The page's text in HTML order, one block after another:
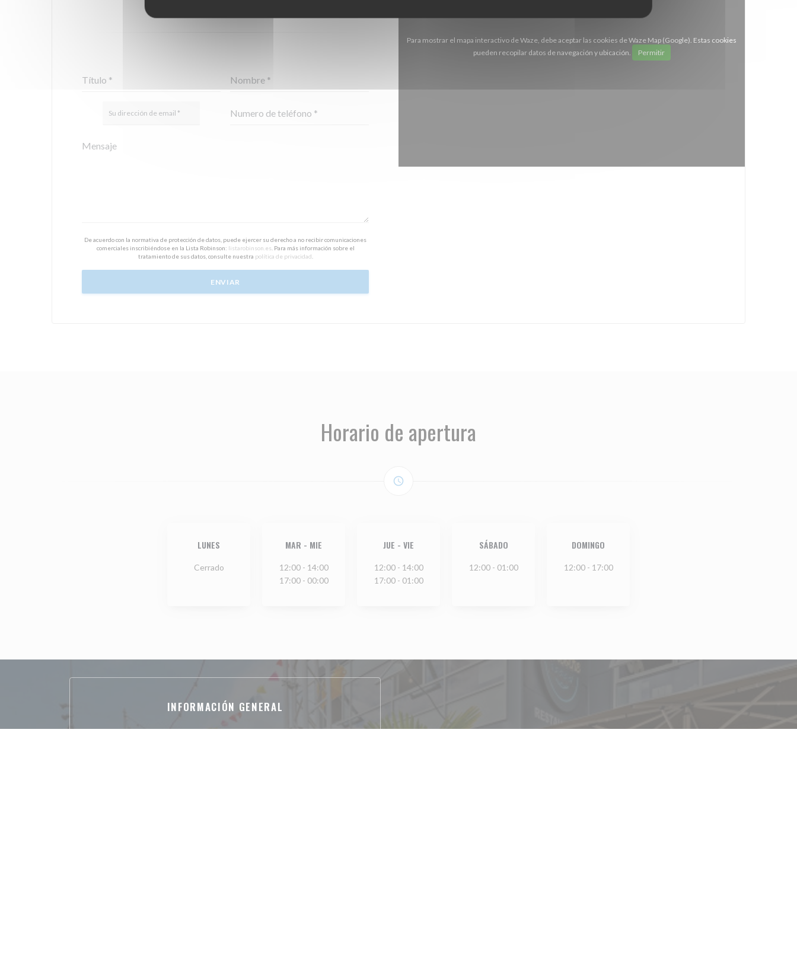
De acuerdo con la normativa de protección de datos, puede ejercer su derecho a no recibir comunicaciones
comerciales inscribiéndose en la Lista Robinson: listarobinson.es . Para más información sobre el
tratamiento de sus datos, consulte nuestra política de privacidad
Para mostrar el mapa interactivo de Waze, debe aceptar las cookies de Waze Map (Google). Estas cookies
pueden recopilar datos de navegación y ubicación.
Permitir
Horario de apertura
access_time
LUNES
Cerrado
MAR - MIE
12:00 - 14:00
17:00 - 00:00
JUE - VIE
12:00 - 14:00
17:00 - 01:00
SÁBADO
12:00 - 01:00
DOMINGO
12:00 - 17:00
INFORMACIÓN GENERAL